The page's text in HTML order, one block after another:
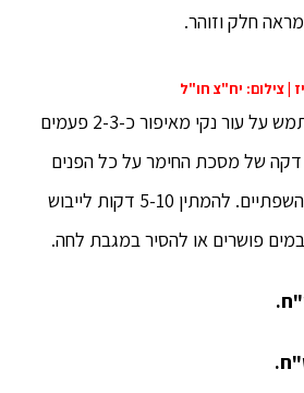
חלק וזוהר.
| צילום: יח"צ חו"ל
יש להשתמש על עור נקי מאיפור כ-2-3 פעמים
של מסכת החימר על כל הפנים
ולהימנע מאזור העיניים והשפתיים. להמתין 5-10 דקות לייבוש
פושרים או להסיר במגבת לחה.